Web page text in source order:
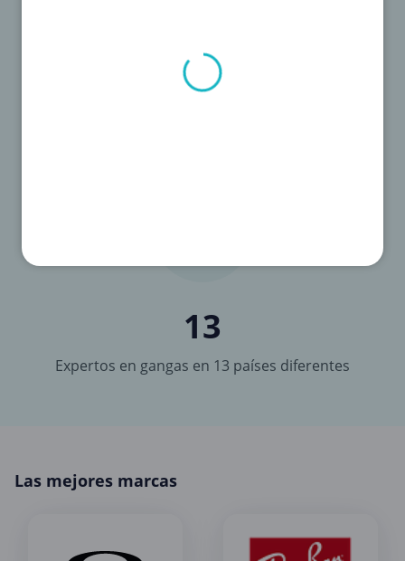
1.000
13
Expertos en gangas en 13 países diferentes
Las mejores marcas